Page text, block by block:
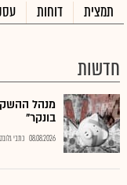
תמצית דוחות
חדשות
מנהל
בונקר"
08.08.2026 כתבי גלובס